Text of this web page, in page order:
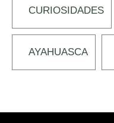
CURIOSIDADES
AYAHUASCA